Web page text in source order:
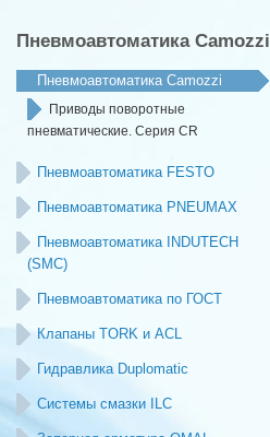
Пневмоавтоматика Camozzi
Пневмоавтоматика Camozzi
Приводы поворотные
пневматические. Серия CR
Пневмоавтоматика FESTO
Пневмоавтоматика PNEUMAX
Пневмоавтоматика INDUTECH
(SMC)
Пневмоавтоматика по ГОСТ
Клапаны TORK и ACL
Гидравлика Duplomatic
Системы смазки ILC